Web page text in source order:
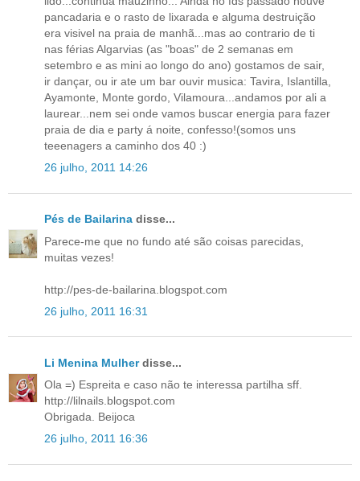
pancadaria e o rasto de lixarada e alguma destruição
era visivel na praia de manhã...mas ao contrario de ti
nas férias Algarvias (as "boas" de 2 semanas em
setembro e as mini ao longo do ano) gostamos de sair,
ir dançar, ou ir ate um bar ouvir musica: Tavira, Islantilla,
Ayamonte, Monte gordo, Vilamoura...andamos por ali a
laurear...nem sei onde vamos buscar energia para fazer
praia de dia e party á noite, confesso!(somos uns
teeenagers a caminho dos 40 :)
26 julho, 2011 14:26
Pés de Bailarina disse...
Parece-me que no fundo até são coisas parecidas,
muitas vezes!
http://pes-de-bailarina.blogspot.com
26 julho, 2011 16:31
Li Menina Mulherdisse...
Ola =) Espreita e caso não te interessa partilha sff.
http://lilnails.blogspot.com
Obrigada. Beijoca
26 julho, 2011 16:36